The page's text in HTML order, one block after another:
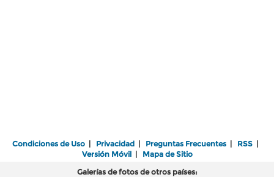
Condiciones de Uso | Privacidad | Preguntas Frecuentes | RSS |
Versión Móvil| Mapa de Sitio
Galerías de fotos de otros países: